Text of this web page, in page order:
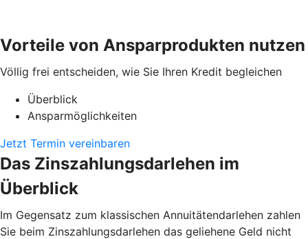
Vorteile von Ansparprodukten nutzen
Völlig frei entscheiden, wie Sie Ihren Kredit begleichen
Überblick
Ansparmöglichkeiten
Jetzt Termin vereinbaren
Das Zinszahlungsdarlehen im
Überblick
Im Gegensatz zum klassischen Annuitätendarlehen zahlen
Sie beim Zinszahlungsdarlehen das geliehene Geld nicht